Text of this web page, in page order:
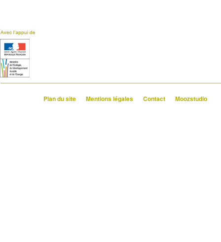
Plan du site Mentions légales Contact Moozstudio